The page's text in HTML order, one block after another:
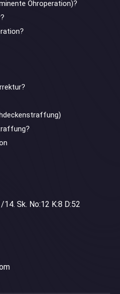
Ohroperation)?
Sk. No:12 K:8 D:52